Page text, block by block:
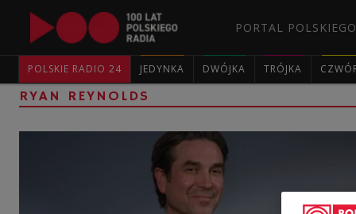
PORTAL
POLSKIE RADIO 24 JEDYNKA DWÓJKA TRÓJKA
RYAN REYNOLDS